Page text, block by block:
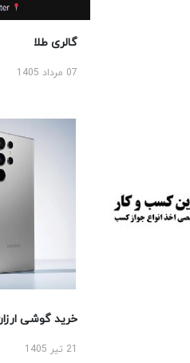
گالری طلا
07 مرداد 1405
خرید گوشی ارزان